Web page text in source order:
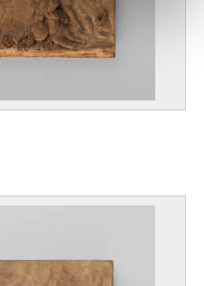
de médias sociaux, de
combiner celles-ci
vous leur avez fournies